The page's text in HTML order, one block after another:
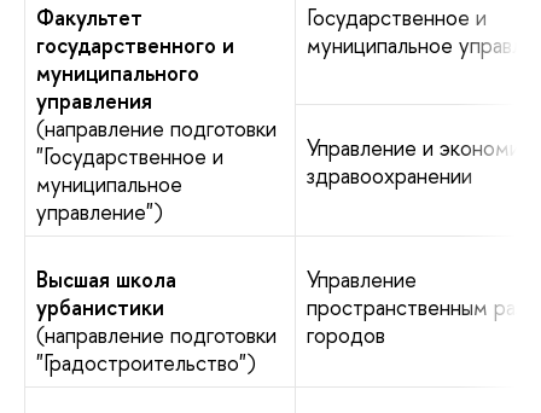
Факультет
государственного и
муниципального
управления
(направление подготовки
"Государственное и
муниципальное
управление")
Государственное и
муниципальное
Управление и
здравоохранении
Высшая школа
урбанистики
(направление подготовки
"Градостроительство")
Управление
пространственным
городов